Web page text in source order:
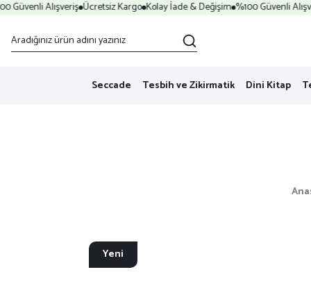
Güvenli Alışveriş Ücretsiz Kargo Kolay İade & Değişim %100 Güvenli
Seccade Tesbih ve Zikirmatik Dini Kitap
Yeni